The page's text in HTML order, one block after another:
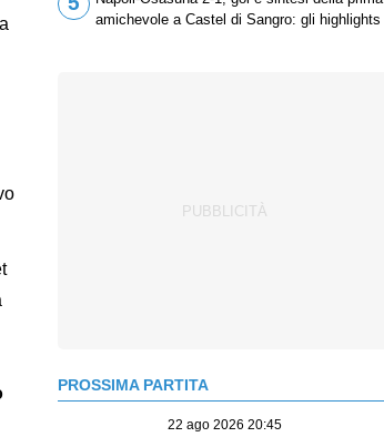
amichevole a Castel di Sangro: gli highlights
PROSSIMA PARTITA
22 ago 2026 20:45